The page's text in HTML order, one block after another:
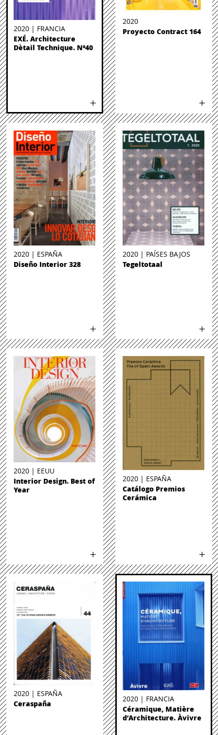
2020 | FRANCIA
EXÉ. Architecture
Dètail Technique. Nº40
2020
Proyecto Contract 164
2020 | ESPAÑA
Diseño Interior 328
2020 | PAÍSES BAJOS
Tegeltotaal
2020 | EEUU
Interior Design. Best of
Year
2020 | ESPAÑA
Catálogo Premios
Cerámica
2020 | ESPAÑA
Ceraspaña 2020 | FRANCIA
Céramique, Matière
d’Architecture. Àvivre